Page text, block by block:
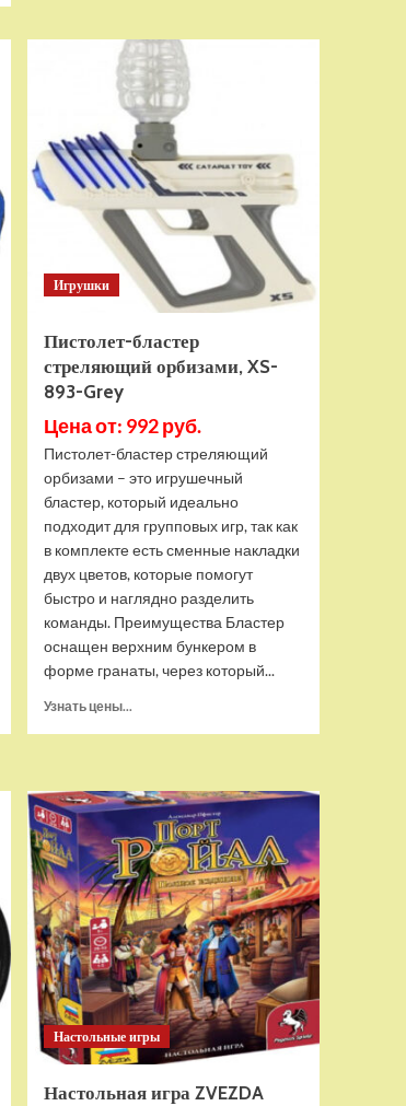
TORONTO
AT-
145
Игрушки
Пистолет-бластер
стреляющий орбизами, XS-
893-Grey
Цена от: 992 руб.
Пистолет-бластер стреляющий
орбизами – это игрушечный
бластер, который идеально
подходит для групповых игр, так как
в комплекте есть сменные накладки
двух цветов, которые помогут
быстро и наглядно разделить
команды. Преимущества Бластер
оснащен верхним бункером в
форме гранаты, через который...
Узнать цены...
стреляющий
орбизами,
XS-
893-
Grey
Настольные игры
Настольная игра ZVEZDA